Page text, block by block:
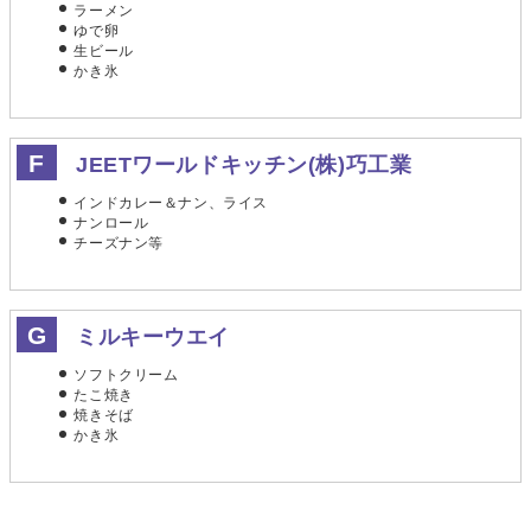
ラーメン
ゆで卵
生ビール
かき氷
JEETワールドキッチン(株)巧工業
インドカレー＆ナン、ライス
ナンロール
チーズナン等
ミルキーウエイ
ソフトクリーム
たこ焼き
焼きそば
かき氷